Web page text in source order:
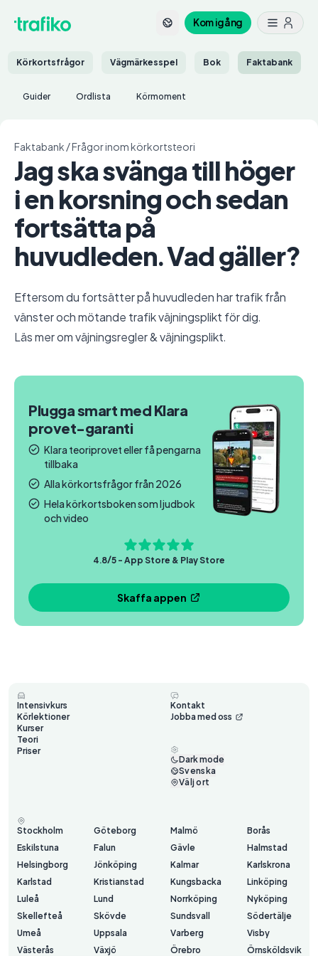
Kom igång
Körkortsfrågor Vägmärkesspel Bok Faktabank
Guider Ordlista Körmoment
Faktabank /Frågor inom körkortsteori
Jag ska svänga till höger
i en korsning och sedan
fortsätta på
huvudleden. Vad gäller?
Eftersom du fortsätter på huvudleden har trafik från
vänster och mötande trafik väjningsplikt för dig.
Läs mer omväjningsregler & väjningsplikt.
Plugga smart med Klara
provet-garanti
Klara teoriprovet eller få pengarna
tillbaka
Alla körkortsfrågor från 2026
Hela körkortsboken som ljudbok
och video
4.8/5 - App Store & Play Store
Skaffa appen
Intensivkurs
Körlektioner
Kurser
Teori
Priser
Kontakt
Jobba med oss
Dark mode
Svenska
Välj ort
Stockholm Göteborg Malmö
Borås
Eskilstuna
Falun Gävle
Halmstad
Helsingborg
Jönköping Kalmar
Karlskrona
Karlstad
Kristianstad Kungsbacka
Linköping
Luleå
Lund Norrköping
Nyköping
Skellefteå
Skövde Sundsvall
Södertälje
Umeå
Uppsala Varberg
Visby
Västerås
Växjö Örebro Örnsköldsvik